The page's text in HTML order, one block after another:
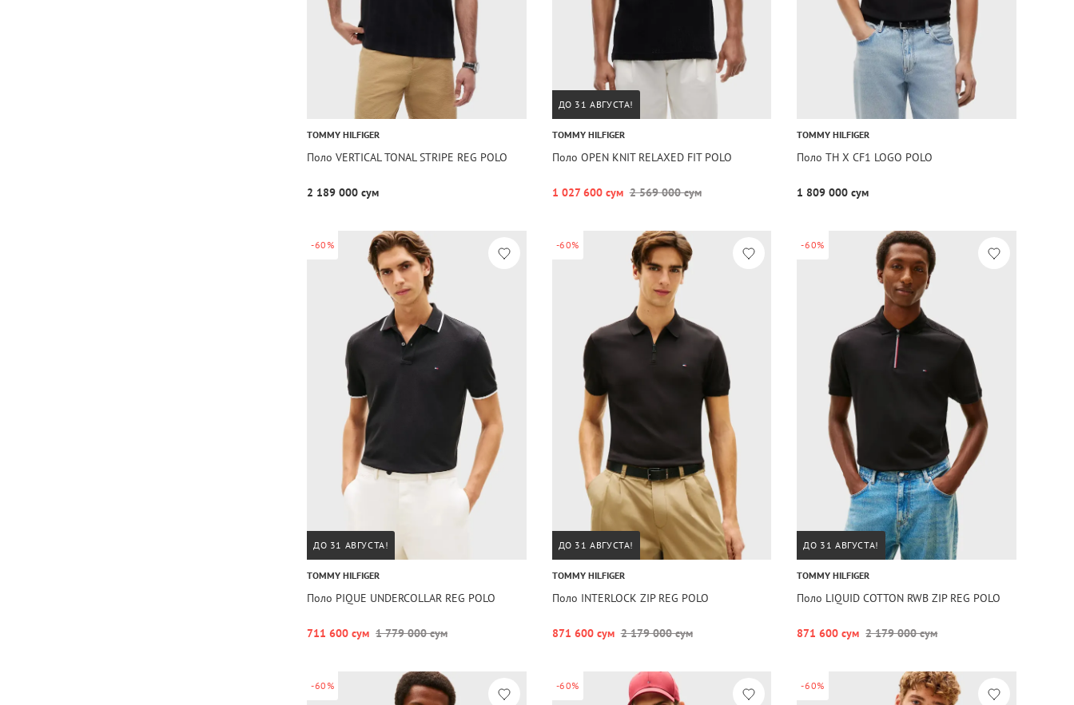
TOMMY HILFIGER
Поло VERTICAL TONAL STRIPE REG POLO
2 189 000 сум
ДО 31 АВГУСТА!
TOMMY HILFIGER
Поло OPEN KNIT RELAXED FIT POLO
1 027 600 сум 2 569 000 сум
TOMMY HILFIGER
Поло TH X CF1 LOGO POLO
1 809 000 сум
-60%
ДО 31 АВГУСТА!
TOMMY HILFIGER
Поло PIQUE UNDERCOLLAR REG POLO
711 600 сум 1 779 000 сум
-60%
ДО 31 АВГУСТА!
TOMMY HILFIGER
Поло INTERLOCK ZIP REG POLO
871 600 сум 2 179 000 сум
-60%
ДО 31 АВГУСТА!
TOMMY HILFIGER
Поло LIQUID COTTON RWB ZIP REG POLO
871 600 сум 2 179 000 сум
-60% -60% -60%